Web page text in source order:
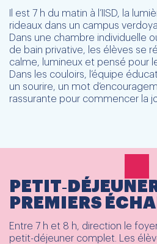
Il est 7 h du matin à l’IISD, la
rideaux dans un campus
Dans une chambre individuelle
de bain privative, les élèves se
calme, lumineux et pensé pour
Dans les couloirs, l’équipe
un sourire, un mot
rassurante pour commencer la
PREMIERS
Entre 7 h et 8 h, direction le
petit-déjeuner complet. Les